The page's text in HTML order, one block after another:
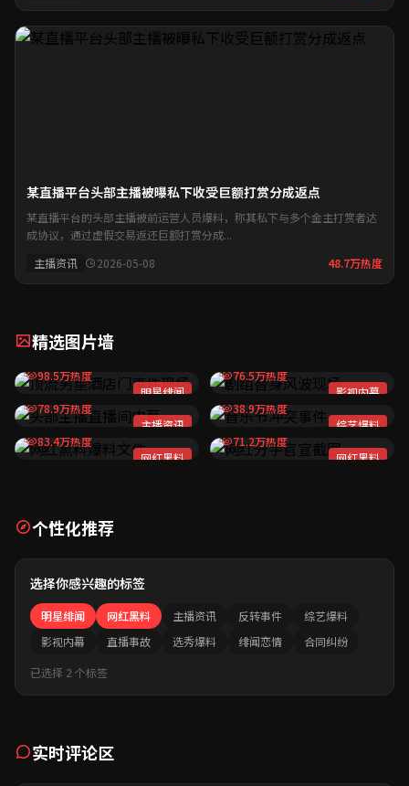
某直播平台头部主播被曝私下收受巨额打赏分成返点
某直播平台的头部主播被前运营人员爆料，称其私下与多个金主打赏者达
成协议，通过虚假交易返还巨额打赏分成...
主播资讯
2026-05-08 48.7万热度
精选图片墙
明星绯闻
顶流男星酒店门事件现场
98.5万热度
主播资讯
头部主播直播间内幕
78.9万热度
网红黑料
网红黑料爆料文件
83.4万热度
影视内幕
剧组替身风波现场
76.5万热度
综艺爆料
音乐节冲突事件
38.9万热度
网红黑料
网红分手官宣截图
71.2万热度
个性化推荐
选择你感兴趣的标签
明星绯闻 网红黑料 主播资讯 反转事件
综艺爆料
影视内幕
直播事故 选秀爆料 绯闻恋情
合同纠纷
已选择 2 个标签
实时评论区